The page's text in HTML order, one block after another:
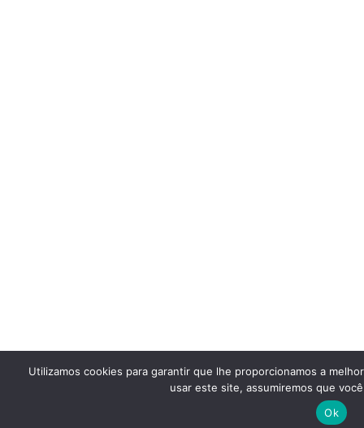
Utilizamos cookies para garantir que lhe proporcionamos a
usar este site, assumiremos que
Ok